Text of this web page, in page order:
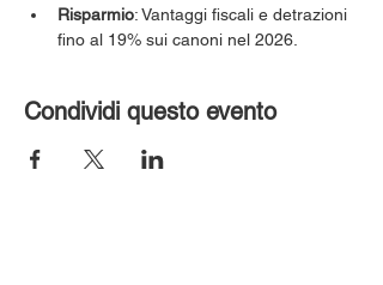
Risparmio: Vantaggi fiscali e detrazioni
fino al 19% sui canoni nel 2026.
Condividi questo evento